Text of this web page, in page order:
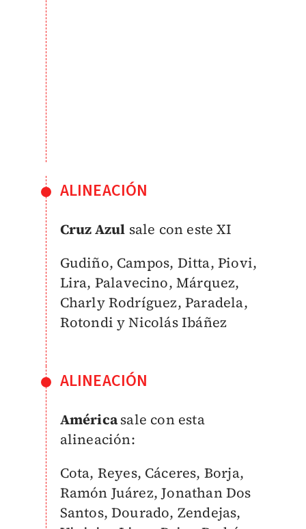
ALINEACIÓN
Cruz Azul sale con este XI
Gudiño, Campos, Ditta, Piovi,
Lira, Palavecino, Márquez,
Charly Rodríguez, Paradela,
Rotondi y Nicolás Ibáñez
ALINEACIÓN
Américasale con esta
alineación:
Cota, Reyes, Cáceres, Borja,
Ramón Juárez, Jonathan Dos
Santos, Dourado, Zendejas,